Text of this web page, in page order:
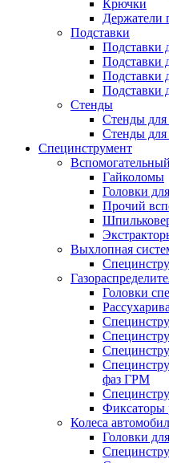
Крючки
Держатели
Подставки
Подставки
Подставки
Подставки
Подставки
Стенды
Стенды для
Стенды
Специнструмент
Гайколомы
Головки
Прочий
Выхлопная
Головки
фаз ГРМ
Фиксаторы
Колеса
Головки